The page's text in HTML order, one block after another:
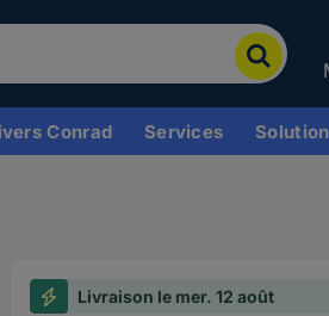
Conrad Services
Livraison le mer. 12 août